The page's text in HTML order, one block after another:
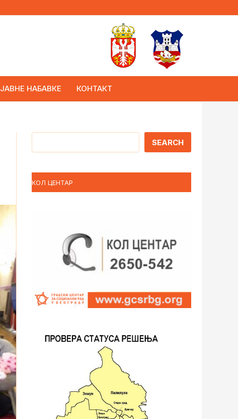
ЈАВНЕ НАБАВКЕ КОНТАКТ
Претрага
SEARCH
КОЛ ЦЕНТАР